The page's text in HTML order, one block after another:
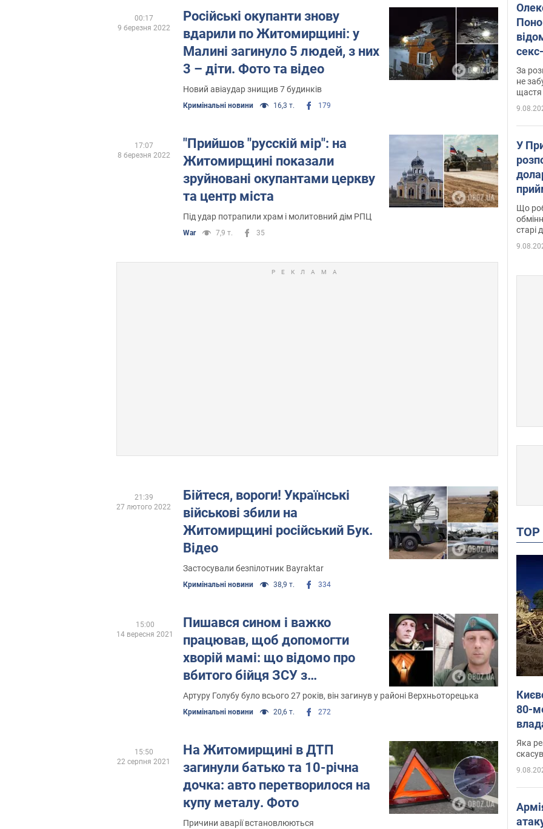
Російські окупанти знову
вдарили по Житомирщині: у
Малині загинуло 5 людей, з них
3 – діти. Фото та відео
Новий авіаудар знищив 7 будинків
Кримінальні новини 16,3 т. 179
00:17
9 березня 2022
"Прийшов "русскій мір": на
Житомирщині показали
зруйновані окупантами церкву
та центр міста
Під удар потрапили храм і молитовний дім РПЦ
War 7,9 т. 35
17:07
8 березня 2022
Бійтеся, вороги! Українські
військові збили на
Житомирщині російський Бук.
Відео
Застосували безпілотник Bayraktar
Кримінальні новини 38,9 т. 334
21:39
27 лютого 2022
Пишався сином і важко
працював, щоб допомогти
хворій мамі: що відомо про
вбитого бійця ЗСУ з
Житомирщини
Артуру Голубу було всього 27 років, він загинув у районі Верхньоторецька
Кримінальні новини 20,6 т. 272
15:00
14 вересня 2021
На Житомирщині в ДТП
загинули батько та 10-річна
дочка: авто перетворилося на
купу металу. Фото
Причини аварії встановлюються
15:50
22 серпня 2021
який
За
не
щастя
У
та
Що
старі
80-
Яка